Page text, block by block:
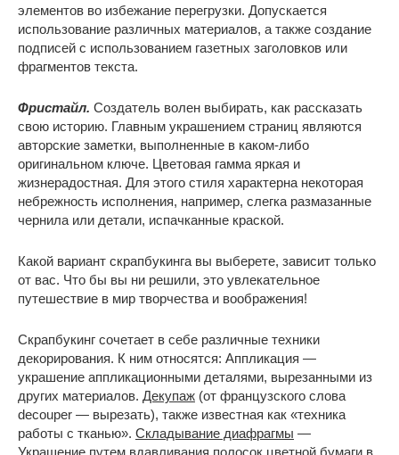
элементов во избежание перегрузки. Допускается
использование различных материалов, а также создание
подписей с использованием газетных заголовков или
фрагментов текста.
Фристайл. Создатель волен выбирать, как рассказать
свою историю. Главным украшением страниц являются
авторские заметки, выполненные в каком-либо
оригинальном ключе. Цветовая гамма яркая и
жизнерадостная. Для этого стиля характерна некоторая
небрежность исполнения, например, слегка размазанные
чернила или детали, испачканные краской.
Какой вариант скрапбукинга вы выберете, зависит только
от вас. Что бы вы ни решили, это увлекательное
путешествие в мир творчества и воображения!
Скрапбукинг сочетает в себе различные техники
декорирования. К ним относятся: Аппликация —
украшение аппликационными деталями, вырезанными из
других материалов. Декупаж (от французского слова
decouper — вырезать), также известная как «техника
работы с тканью». Складывание диафрагмы —
Украшение путем вдавливания полосок цветной бумаги в